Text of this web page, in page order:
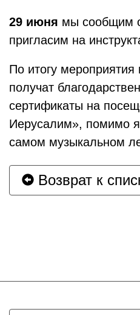
29 июня мы сообщим
пригласим на
По итогу мероприятия
получат
сертификаты на
Иерусалим», помимо
самом музыкальном
Возврат к